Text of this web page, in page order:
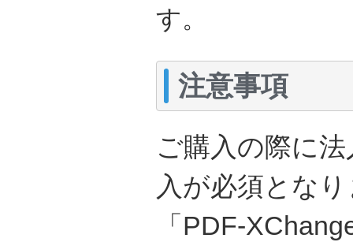
す。
注意事項
ご購入の際に
入が必須とな
「PDF-